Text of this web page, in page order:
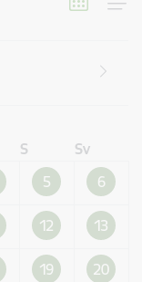
S
Sv
5 6
12 13
19 20